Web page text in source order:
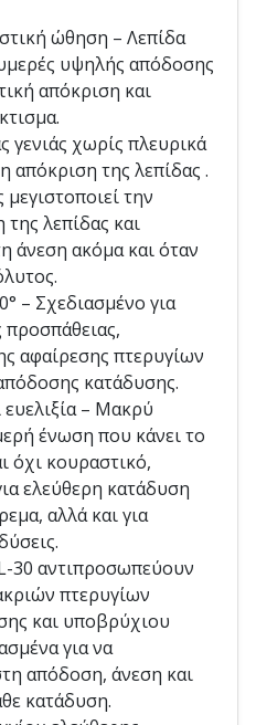
ώθηση – Λεπίδα
υψηλής απόδοσης
απόκριση και
γενιάς χωρίς πλευρικά
απόκριση της λεπίδας .
την
λεπίδας και
άνεση ακόμα και όταν
– Σχεδιασμένο για
αφαίρεσης πτερυγίων
κατάδυσης.
– Μακρύ
ένωση που κάνει το
όχι κουραστικό,
ελεύθερη κατάδυση
αλλά και για
30 αντιπροσωπεύουν
πτερυγίων
και υποβρύχιου
για να
απόδοση, άνεση και
κατάδυση.